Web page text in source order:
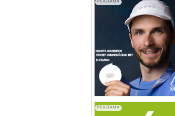
РЕКЛАМА
РЕКЛАМА